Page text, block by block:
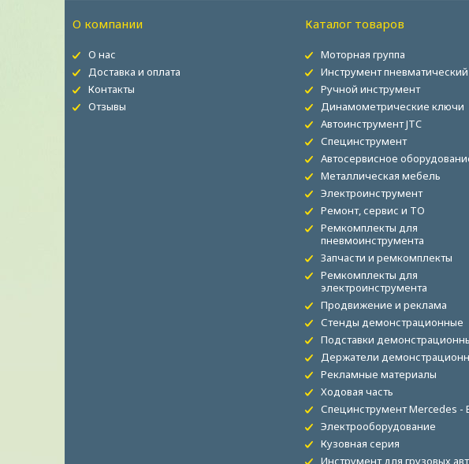
О компании
О нас
Доставка и оплата
Контакты
Отзывы
Каталог товаров
Моторная группа
Инструмент пневматический
Ручной инструмент
Динамометрические ключи
Автоинструмент JTC
Специнструмент
Автосервисное
Металлическая мебель
Электроинструмент
Ремонт, сервис и ТО
Ремкомплекты для
пневмоинструмента
Запчасти и ремкомплекты
Ремкомплекты для
электроинструмента
Продвижение и реклама
Стенды демонстрационные
Подставки
Держатели
Рекламные материалы
Ходовая часть
Специнструмент Mercedes -
Электрооборудование
Кузовная серия
Инструмент для грузовых